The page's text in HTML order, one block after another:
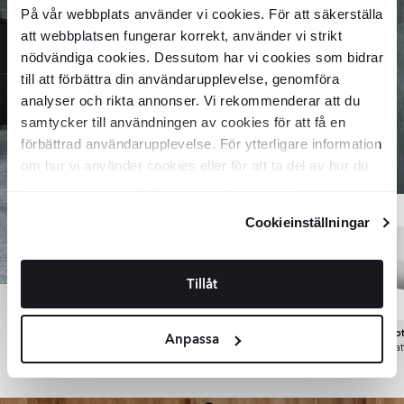
På vår webbplats använder vi cookies. För att säkerställa
att webbplatsen fungerar korrekt, använder vi strikt
nödvändiga cookies. Dessutom har vi cookies som bidrar
till att förbättra din användarupplevelse, genomföra
analyser och rikta annonser. Vi rekommenderar att du
samtycker till användningen av cookies för att få en
förbättrad användarupplevelse. För ytterligare information
om hur vi använder cookies eller för att ta del av hur du
Cookieinställningar
Tillåt
Anpassa
Shop
30x60 cm
Badrumskommod
Svart Matt 80 cm Vit